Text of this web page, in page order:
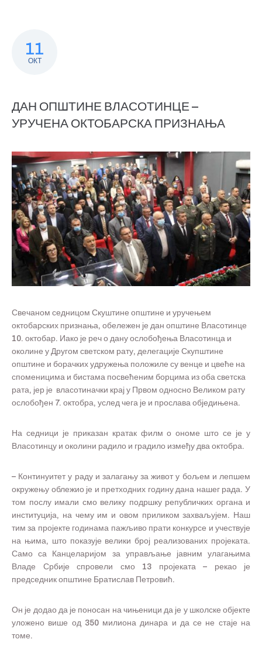
11
ОКТ
ДАН ОПШТИНЕ ВЛАСОТИНЦЕ –
УРУЧЕНА ОКТОБАРСКА ПРИЗНАЊА
Свечаном седницом Скуштине општине и уручењем
октобарских признања, обележен је дан општине Власотинце
10. октобар. Иако је реч о дану ослобођења Власотинца и
околине у Другом светском рату, делегације Скупштине
општине и борачких удружења положиле су венце и цвеће на
споменицима и бистама посвећеним борцима из оба светска
рата, јер је власотиначки крај у Првом односно Великом рату
ослобођен 7. октобра, услед чега је и прослава обједињена.
На седници је приказан кратак филм о ономе што се је у
Власотинцу и околини радило и градило између два октобра.
– Континуитет у раду и залагању за живот у бољем и лепшем
окружењу облежио је и претходних годину дана нашег рада. У
том послу имали смо велику подршку републичких органа и
институција, на чему им и овом приликом захваљујем. Наш
тим за пројекте годинама пажљиво прати конкурсе и учествује
на њима, што показује велики број реализованих пројеката.
Само са Канцеларијом за управљање јавним улагањима
Владе Србије спровели смо 13 пројеката – рекао је
председник општине Братислав Петровић.
Он је додао да је поносан на чињеници да је у школске објекте
уложено више од 350 милиона динара и да се не стаје на
томе.